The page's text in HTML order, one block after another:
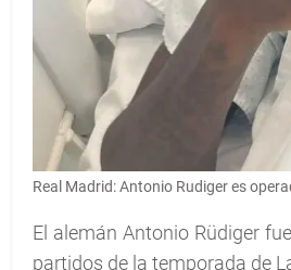
Real Madrid: Antonio Rudiger es
El alemán Antonio Rüdiger
partidos de la temporada de